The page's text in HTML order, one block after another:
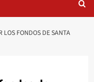
LOS FONDOS DE SANTA